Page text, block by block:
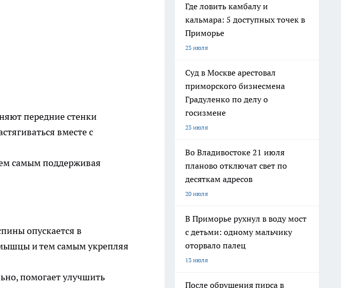
передние стенки
вместе с
самым поддерживая
опускается в
и тем самым укрепляя
помогает улучшить
Где ловить камбалу и
кальмара: 5 доступных точек в
Приморье
23 июля
Суд в Москве арестовал
приморского бизнесмена
Градуленко по делу о
госизмене
23 июля
Во Владивостоке 21 июля
планово отключат свет по
десяткам адресов
20 июля
В Приморье рухнул в воду мост
с детьми: одному мальчику
оторвало палец
13 июля
После обрушения пирса в